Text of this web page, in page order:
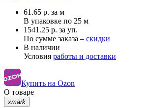
61.65 р. за м
В упаковке по 25 м
1541.25 р. за уп.
По сумме заказа – скидки
В наличии
Условия работы и доставки
Купить на Ozon
О товаре
xmark